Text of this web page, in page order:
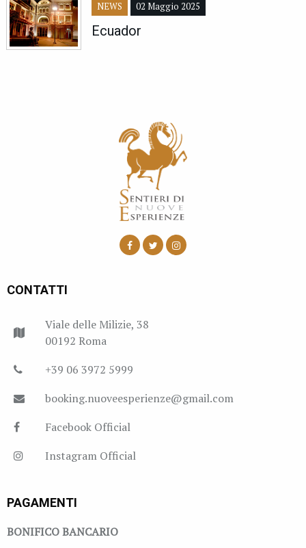
NEWS 02 Maggio 2025
Ecuador
CONTATTI
Viale delle Milizie, 38
00192 Roma
+39 06 3972 5999
booking.nuoveesperienze@gmail.com
Facebook Official
Instagram Official
PAGAMENTI
BONIFICO BANCARIO